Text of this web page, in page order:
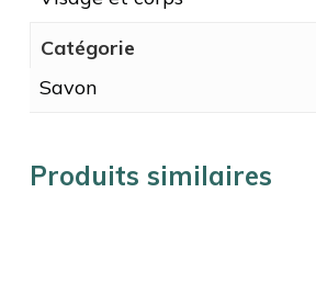
Catégorie
Savon
Produits similaires